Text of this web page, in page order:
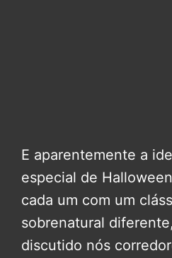
E aparentemente a
especial de
cada um com um
sobrenatural
discutido nós